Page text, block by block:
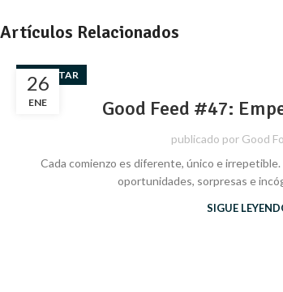
Artículos Relacionados
26
ENE
BIENESTAR
Good Feed #47:
publicado por Good
Cada comienzo es diferente, único e
oportunidades, sorpresas e
SIGUE